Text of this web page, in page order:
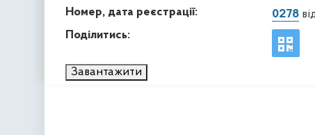
Номер, дата реєстрації:
0278
Поділитись:
Завантажити